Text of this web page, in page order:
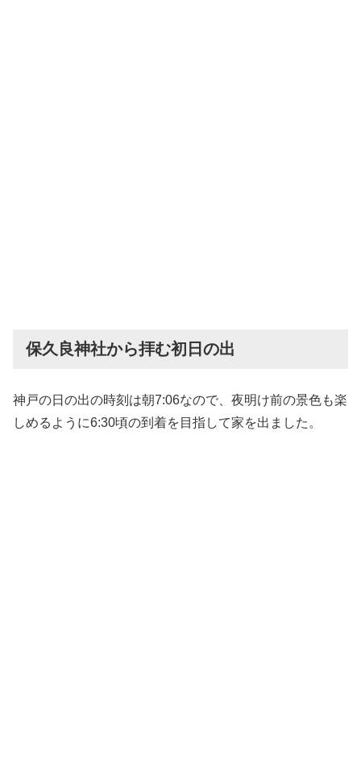
保久良神社から拝む初日の出
神戸の日の出の時刻は朝7:06なので、夜明け前の景色も楽
しめるように6:30頃の到着を目指して家を出ました。